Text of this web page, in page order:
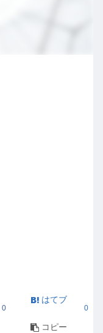
0
はてブ
0
コピー